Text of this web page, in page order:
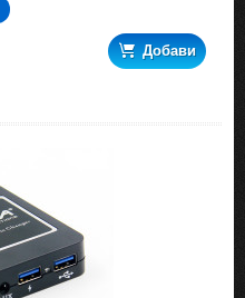
Добави